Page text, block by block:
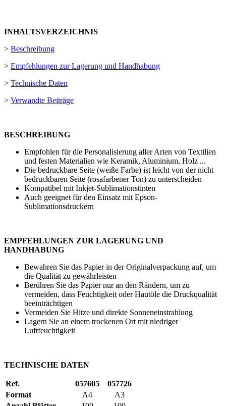
INHALTSVERZEICHNIS
> Beschreibung
> Empfehlungen zur Lagerung und Handhabung
> Technische Daten
> Verwandte Beiträge
BESCHREIBUNG
Empfohlen für die Personalisierung aller Arten von Textilien
und festen Materialien wie Keramik, Aluminium, Holz ...
Die bedruckbare Seite (weiße Farbe) ist leicht von der nicht
bedruckbaren Seite (rosafarbener Ton) zu unterscheiden
Kompatibel mit Inkjet-Sublimationstinten
Auch geeignet für den Einsatz mit Epson-
Sublimationsdruckern
EMPFEHLUNGEN ZUR LAGERUNG UND
HANDHABUNG
Bewahren Sie das Papier in der Originalverpackung auf, um
die Qualität zu gewährleisten
Berühren Sie das Papier nur an den Rändern, um zu
vermeiden, dass Feuchtigkeit oder Hautöle die Druckqualität
beeinträchtigen
Vermeiden Sie Hitze und direkte Sonneneinstrahlung
Lagern Sie an einem trockenen Ort mit niedriger
Luftfeuchtigkeit
TECHNISCHE DATEN
Ref. 057605
057726
Format
A4
A3